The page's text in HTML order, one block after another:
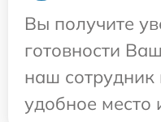
Вы получите
готовности
наш сотрудник
удобное место